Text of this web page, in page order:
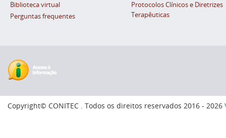
Biblioteca virtual
Perguntas frequentes
Protocolos Clínicos e Diretrizes
Terapêuticas
Copyright© CONITEC . Todos os direitos reservados 2016 - 2026